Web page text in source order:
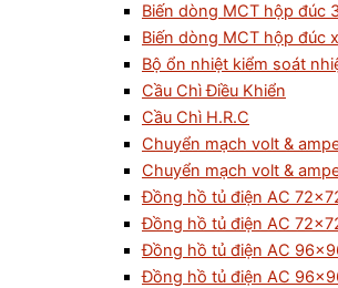
Biến dòng MCT hộp đúc
Biến dòng MCT hộp đúc
Bộ ổn nhiệt kiểm soát
Cầu Chì Điều Khiển
Cầu Chì H.R.C
Chuyển mạch volt &
Chuyển mạch volt &
Đồng hồ tủ điện AC
Đồng hồ tủ điện AC
Đồng hồ tủ điện AC
Đồng hồ tủ điện AC